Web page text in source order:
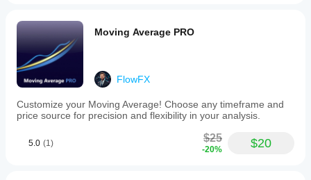
Moving Average PRO
FlowFX
Customize your Moving Average! Choose any timeframe and
price source for precision and flexibility in your analysis.
5.0 (1) $25
-20% $20